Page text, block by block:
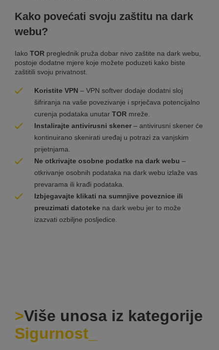
Kako povećati svoju zaštitu na dark
webu?
Iako TOR preglednik pruža dobar nivo zaštite na dark webu,
postoje dodatne mjere koje možete poduzeti kako biste
zaštitili svoju privatnost.
Koristite VPN – VPN softver dodaje dodatni sloj
šifriranja na vaše povezivanje i sprječava potencijalno
curenja podataka unutar TOR mreže.
Instalirajte antivirusni skener – antivirusni skener će
kontinuirano skenirati uređaj u potrazi za vanjskim
prijetnjama.
Ne otkrivajte osobne podatke na dark webu –
otkrivanje osobnih podataka na dark webu izlaže vas
prevarama ili krađi podataka.
Izbjegavajte klikati na sumnjive poveznice ili
preuzimati datoteke na dark webu jer to može
izazvati ozbiljne posljedice.
Više unosa iz kategorije
Sigurnost